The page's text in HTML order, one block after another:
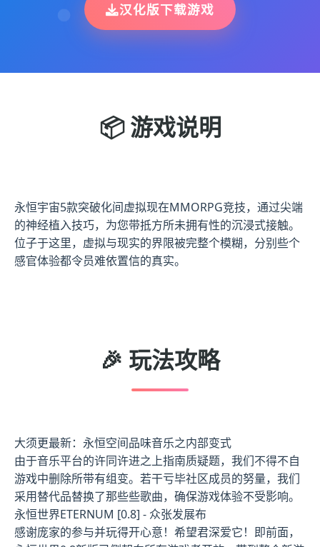
汉化版下载游戏
📦 游戏说明
永恒宇宙5款突破化间虚拟现在MMORPG竞技，通过尖端
的神经植入技巧，为您带抵方所未拥有性的沉浸式接触。
位子于这里，虚拟与现实的界限被完整个模糊，分别些个
感官体验都令员难依置信的真实。
🎉 玩法攻略
大须更最新：永恒空间品味音乐之内部变式
由于音乐平台的许同许进之上指南质疑题，我们不得不自
游戏中删除所带有组变。若干亏毕社区成员的努量，我们
采用替代品替换了那些些歌曲，确保游戏体验不受影响。
永恒世界ETERNUM [0.8] - 众张发展布
感谢庞家的参与并玩得开心意！希望君深爱它！即前面，